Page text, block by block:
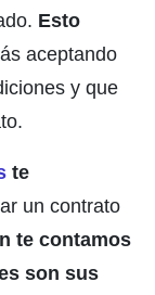
Esto
aceptando
y que
te
un contrato
te contamos
son sus